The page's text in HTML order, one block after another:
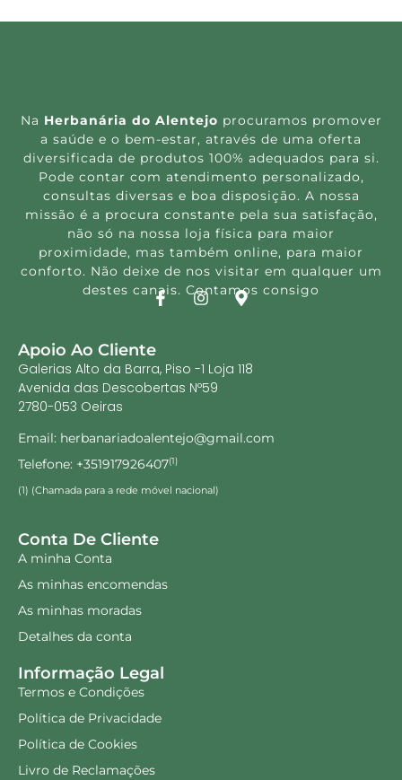
Na Herbanária do Alentejo procuramos promover
a saúde e o bem-estar, através de uma oferta
diversificada de produtos 100% adequados para si.
Pode contar com atendimento personalizado,
consultas diversas e boa disposição. A nossa
missão é a procura constante pela sua satisfação,
não só na nossa loja física para maior
proximidade, mas também online, para maior
conforto. Não deixe de nos visitar em qualquer um
destes canais. Contamos consigo
Apoio Ao Cliente
Galerias Alto da Barra, Piso -1 Loja 118
Avenida das Descobertas Nº59
2780-053 Oeiras
Email: herbanariadoalentejo@gmail.com
Telefone: +351917926407(1)
(1) (Chamada para a rede móvel nacional)
Conta De Cliente
A minha Conta
As minhas encomendas
As minhas moradas
Detalhes da conta
Informação Legal
Termos e Condições
Política de Privacidade
Política de Cookies
Livro de Reclamações